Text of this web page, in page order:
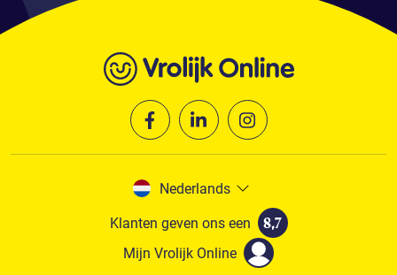
Nederlands
Klanten geven ons een
8,7
Mijn Vrolijk Online